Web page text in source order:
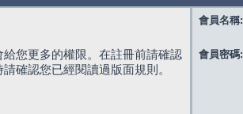
您更多的權限。在註冊前請確認
確認您已經閱讀過版面規則。
會員名稱:
會員密碼: